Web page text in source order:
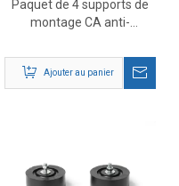
Paquet de 4 supports de
montage CA anti-
Ajouter au panier